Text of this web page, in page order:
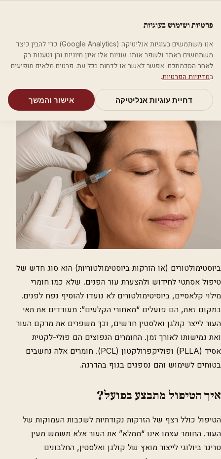
מאמריםקטגוריותחיפושאודות
בית בלוג ביוסטימולטורים להצערת העור
ביוסטימולטורים להצערת העור
צוות פלסטיקה ·18.11.2025 · עודכן ב- 18.11.2025
ביוסטימולטורים (או הזרקות ביוסטימולטוריות) הוא סוג חדש של
טיפול אסתטי לחידוש ולהצערת עור הפנים. שלא כמו חומרי
מילוי קלאסיים, ביוסיטימולטורים לא נועדו להוסיף נפח לפנים.
במקום זאת, הם פועלים “מאחורי הקלעים”: מעודדים את תאי
העור לייצר קולגן ואלסטין חדשים, וכך משפרים את מרקם העור
ואת גמישותו לאורך זמן. החומרים הנפוצים הם פולי-לקטית
אסיד (PLLA) ופוליקפרולקטון (PCL). חומרים אלה נחשבים
בטוחים לשימוש והם נספגים בגוף בהדרגה.
איך הטיפול מתבצע בפועל?
הטיפול כולל רצף של הזרקות נקודתיות לשכבות העמוקות של
העור. החומר עצמו אינו “ממלא” את העור אלא משמש מעין
טריגר ביולוגי לייצור מואץ של קולגן ואלסטין, החלבונים
פרטיות ושימוש בעוגיות
אנו משתמשים בעוגיות אנליטיקה (Google Analytics) כדי להבין כיצד
משתמשים באתר ולשפר אותו. עוגיות אלו אינן חיוניות והן נטענות רק
לאחר הסכמתכם. אפשר לאשר או לדחות בכל עת. פרטים מלאים מופיעים
במדיניות הפרטיות.
דחיית עוגיות אנליטיקה אישור והמשך